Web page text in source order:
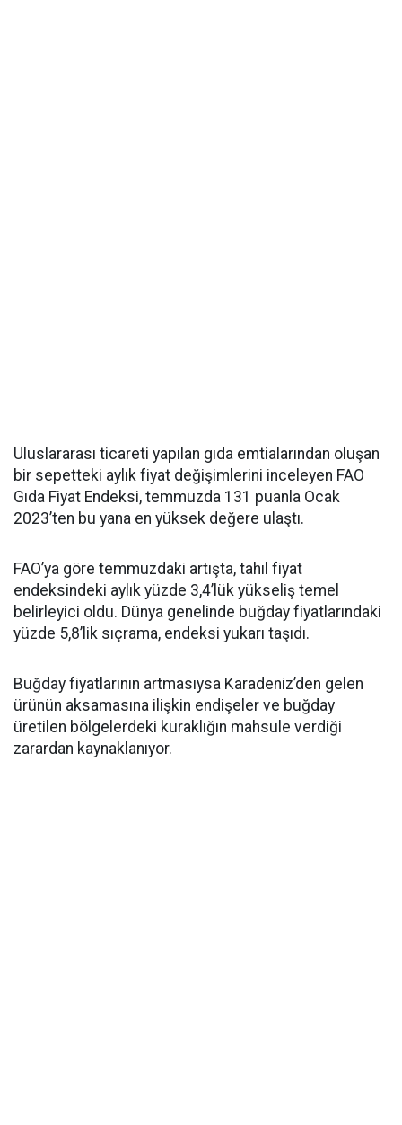
Uluslararası ticareti yapılan gıda emtialarından oluşan
bir sepetteki aylık fiyat değişimlerini inceleyen FAO
Gıda Fiyat Endeksi, temmuzda 131 puanla Ocak
2023’ten bu yana en yüksek değere ulaştı.
FAO’ya göre temmuzdaki artışta, tahıl fiyat
endeksindeki aylık yüzde 3,4’lük yükseliş temel
belirleyici oldu. Dünya genelinde buğday fiyatlarındaki
yüzde 5,8’lik sıçrama, endeksi yukarı taşıdı.
Buğday fiyatlarının artmasıysa Karadeniz’den gelen
ürünün aksamasına ilişkin endişeler ve buğday
üretilen bölgelerdeki kuraklığın mahsule verdiği
zarardan kaynaklanıyor.